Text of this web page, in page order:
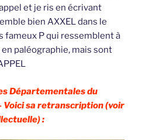
et je ris en écrivant
bien AXXEL dans le
fameux P qui ressemblent à
paléographie, mais sont
Départementales du
Voici sa retranscription (voir
: